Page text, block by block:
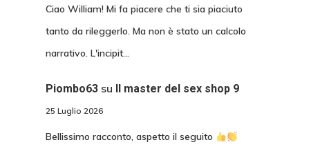
Ciao William! Mi fa piacere che ti sia piaciuto
tanto da rileggerlo. Ma non è stato un calcolo
narrativo. L'incipit…
Piombo63su Il master del sex shop 9
25 Luglio 2026
Bellissimo racconto, aspetto il seguito